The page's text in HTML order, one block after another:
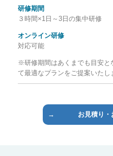
研修期間
３時間×1日～3日の集中研修
オンライン研修
対応可能
※研修期間はあくまでも目安と
て最適なプランをご提案いたし
お見積り・